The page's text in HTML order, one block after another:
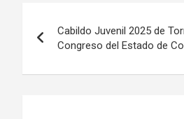
de
entradas
Cabildo Juvenil 2025 de
Congreso del Estado de